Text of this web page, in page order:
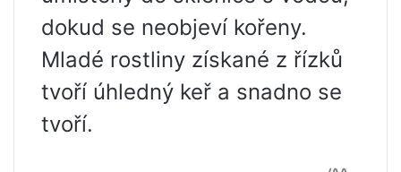
dokud se neobjeví kořeny.
Mladé rostliny získané z řízků
tvoří úhledný keř a snadno se
tvoří.